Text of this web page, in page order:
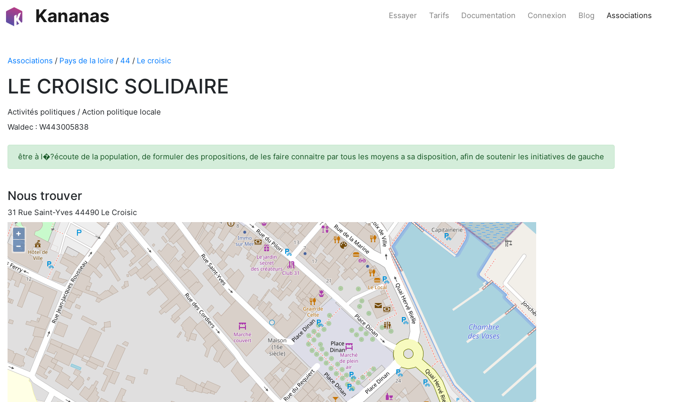
Kananas Essayer Tarifs Documentation Connexion Blog Associations
Associations / Pays de la loire / 44 / Le croisic
LE CROISIC SOLIDAIRE
Activités politiques / Action politique locale
Waldec : W443005838
être à l�?écoute de la population, de formuler des propositions, de les faire connaitre par tous les moyens a sa disposition, afin de soutenir les initiatives de gauche
Nous trouver
31 Rue Saint-Yves 44490 Le Croisic
+
−